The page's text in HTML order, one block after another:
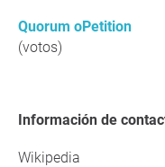
Quorum oPetition
(votos)
Información de
Wikipedia